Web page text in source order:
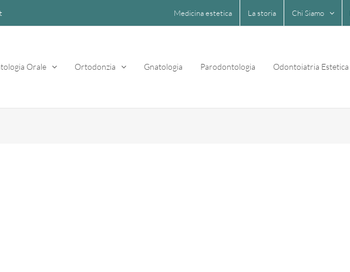
Medicina estetica La storia Chi Siamo
Orale Ortodonzia Gnatologia Parodontologia Odontoiatria Estetica